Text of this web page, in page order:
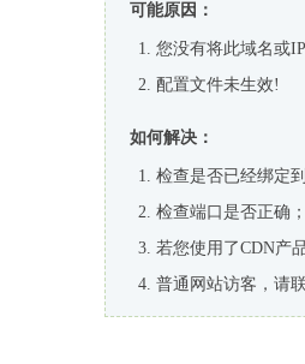
可能原因：
您没有将此域名或
配置文件未生效!
如何解决：
检查是否已经绑定
检查端口是否正确；
若您使用了CDN产
普通网站访客，请